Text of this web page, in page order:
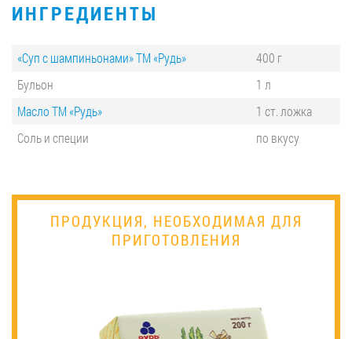
ИНГРЕДИЕНТЫ
«Суп с шампиньонами» ТМ «Рудь»
400 г
Бульон
1 л
Масло ТМ «Рудь»
1 ст. ложка
Соль и специи
по вкусу
ПРОДУКЦИЯ, НЕОБХОДИМАЯ ДЛЯ
ПРИГОТОВЛЕНИЯ